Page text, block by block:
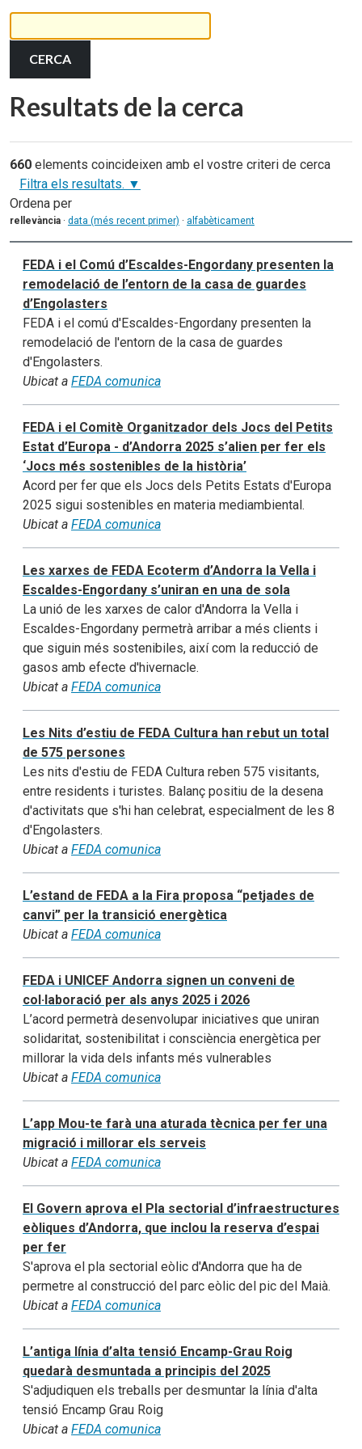
Resultats de la cerca
660 elements coincideixen amb el vostre criteri de cerca
Filtra els resultats.
Ordena per
rellevància · data (més recent primer) · alfabèticament
FEDA i el Comú d’Escaldes-Engordany presenten la
remodelació de l’entorn de la casa de guardes
d’Engolasters
FEDA i el comú d'Escaldes-Engordany presenten la
remodelació de l'entorn de la casa de guardes
d'Engolasters.
Ubicat a FEDA comunica
FEDA i el Comitè Organitzador dels Jocs del Petits
Estat d’Europa - d’Andorra 2025 s’alien per fer els
‘Jocs més sostenibles de la història’
Acord per fer que els Jocs dels Petits Estats d'Europa
2025 sigui sostenibles en materia mediambiental.
Ubicat a FEDA comunica
Les xarxes de FEDA Ecoterm d’Andorra la Vella i
Escaldes-Engordany s’uniran en una de sola
La unió de les xarxes de calor d'Andorra la Vella i
Escaldes-Engordany permetrà arribar a més clients i
que siguin més sostenibiles, així com la reducció de
gasos amb efecte d'hivernacle.
Ubicat a FEDA comunica
Les Nits d’estiu de FEDA Cultura han rebut un total
de 575 persones
Les nits d'estiu de FEDA Cultura reben 575 visitants,
entre residents i turistes. Balanç positiu de la desena
d'activitats que s'hi han celebrat, especialment de les 8
d'Engolasters.
Ubicat a FEDA comunica
L’estand de FEDA a la Fira proposa “petjades de
canvi” per la transició energètica
Ubicat a FEDA comunica
FEDA i UNICEF Andorra signen un conveni de
col·laboració per als anys 2025 i 2026
L’acord permetrà desenvolupar iniciatives que uniran
solidaritat, sostenibilitat i consciència energètica per
millorar la vida dels infants més vulnerables
Ubicat a FEDA comunica
L’app Mou-te farà una aturada tècnica per fer una
migració i millorar els serveis
Ubicat a FEDA comunica
El Govern aprova el Pla sectorial d’infraestructures
eòliques d’Andorra, que inclou la reserva d’espai
per fer
S'aprova el pla sectorial eòlic d'Andorra que ha de
permetre al construcció del parc eòlic del pic del Maià.
Ubicat a FEDA comunica
L’antiga línia d’alta tensió Encamp-Grau Roig
quedarà desmuntada a principis del 2025
S'adjudiquen els treballs per desmuntar la línia d'alta
tensió Encamp Grau Roig
Ubicat a FEDA comunica